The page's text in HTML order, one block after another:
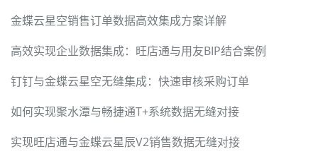
金蝶云星空销售订单数据高效集成方案详解
高效实现企业数据集成：旺店通与用友BIP结合案例
钉钉与金蝶云星空无缝集成：快速审核采购订单
如何实现聚水潭与畅捷通T+系统数据无缝对接
实现旺店通与金蝶云星辰V2销售数据无缝对接